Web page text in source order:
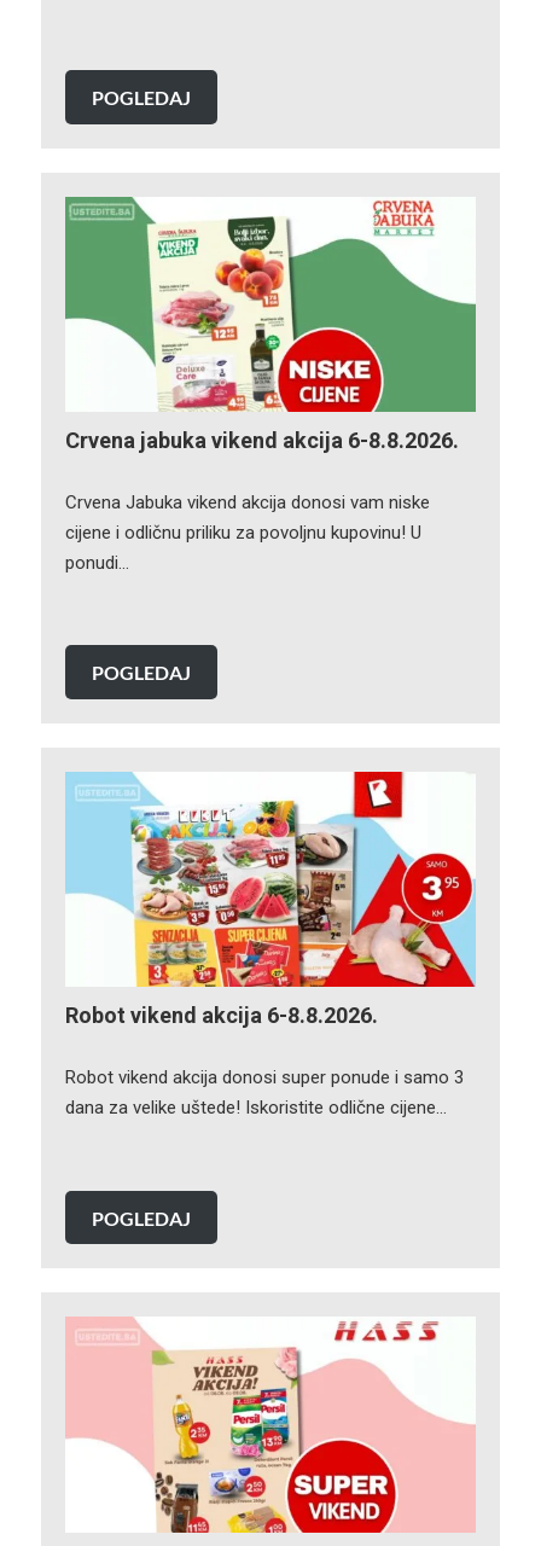
POGLEDAJ
Crvena jabuka vikend akcija 6-8.8.2026.
Crvena Jabuka vikend akcija donosi vam niske
cijene i odličnu priliku za povoljnu kupovinu! U
ponudi…
POGLEDAJ
Robot vikend akcija 6-8.8.2026.
Robot vikend akcija donosi super ponude i samo 3
dana za velike uštede! Iskoristite odlične cijene…
POGLEDAJ